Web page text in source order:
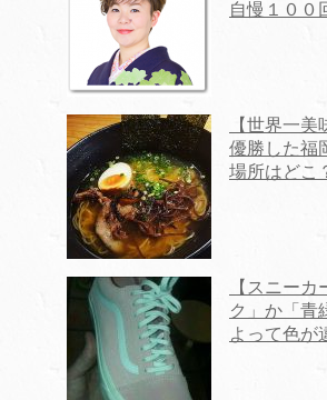
自慢１００
【世界一美
優勝した福
場所はどこ
【スニー
ク」か「青
よって色が